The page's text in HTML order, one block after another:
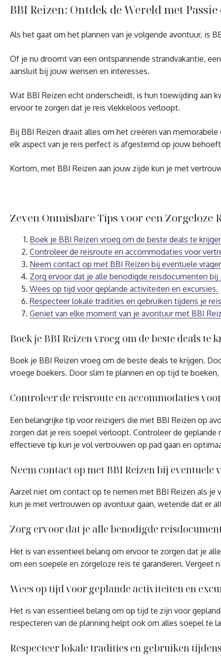
BBI Reizen: Ontdek de Wereld met
Als het gaat om het plannen van je volgende avontuur, is
Of je nu droomt van een ontspannende strandvakantie,
aansluit bij jouw wensen en interesses.
Wat BBI Reizen echt onderscheidt, is hun toewijding aan
ervoor te zorgen dat je reis vlekkeloos verloopt.
Bij BBI Reizen draait alles om het creëren van
elk aspect van je reis perfect is afgestemd op jouw
Kortom, met BBI Reizen aan jouw zijde kun je met
Zeven Onmisbare Tips voor een Zorgeloze
Boek je BBI Reizen vroeg om de beste deals te
Controleer de reisroute en accommodaties voor
Neem contact op met BBI Reizen bij eventuele
Zorg ervoor dat je alle benodigde reisdocumenten bij
Wees op tijd voor geplande activiteiten en excursies.
Respecteer lokale tradities en gebruiken tijdens je
Geniet van elke moment van je avontuur met BBI
Boek je BBI Reizen vroeg om de beste deals te
Boek je BBI Reizen vroeg om de beste deals te krijgen.
vroege boekers. Door slim te plannen en op tijd te
Controleer de reisroute en accommodaties
Een belangrijke tip voor reizigers die met BBI Reizen op
zorgen dat je reis soepel verloopt. Controleer de
effectieve tip kun je vol vertrouwen op pad gaan en
Neem contact op met BBI Reizen bij eventuele
Aarzel niet om contact op te nemen met BBI Reizen als
kun je met vertrouwen op avontuur gaan, wetende dat er
Zorg ervoor dat je alle benodigde
Het is van essentieel belang om ervoor te zorgen dat je
om een soepele en zorgeloze reis te garanderen.
Wees op tijd voor geplande activiteiten en
Het is van essentieel belang om op tijd te zijn voor
respecteren van de planning helpt ook om alles soepel te
Respecteer lokale tradities en gebruiken